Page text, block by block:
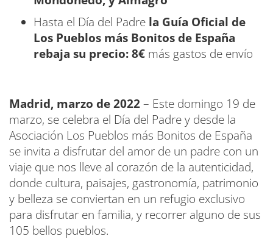
Hasta el Día del Padre la Guía Oficial de
Los Pueblos más Bonitos de España
rebaja su precio: 8€ más gastos de envío
Madrid, marzo de 2022– Este domingo 19 de
marzo, se celebra el Día del Padre y desde la
Asociación Los Pueblos más Bonitos de España
se invita a disfrutar del amor de un padre con un
viaje que nos lleve al corazón de la autenticidad,
donde cultura, paisajes, gastronomía, patrimonio
y belleza se conviertan en un refugio exclusivo
para disfrutar en familia, y recorrer alguno de sus
105 bellos pueblos.